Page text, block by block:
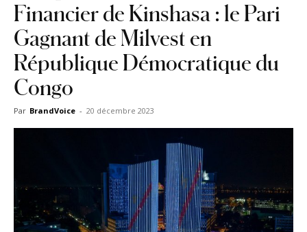
Financier de Kinshasa : le Pari
Gagnant de Milvest en
République Démocratique du
Congo
Par BrandVoice - 20 décembre 2023